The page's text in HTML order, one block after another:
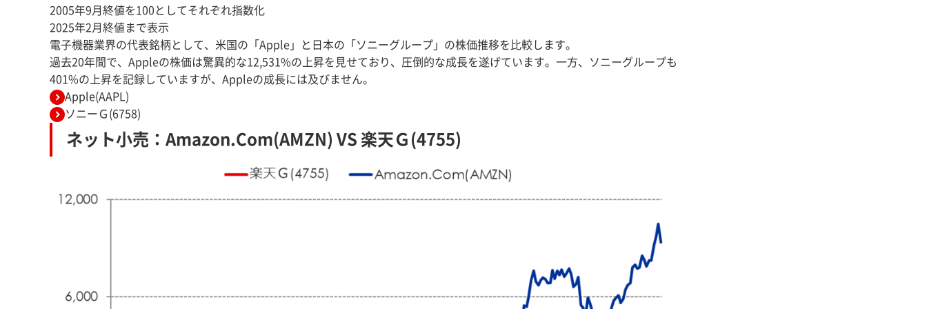
2005年9月終値を100としてそれぞれ指数化
2025年2月終値まで表示
電子機器業界の代表銘柄として、米国の「Apple」と日本の「ソニーグループ」の株価推移を比較します。
過去20年間で、Appleの株価は驚異的な12,531%の上昇を見せており、圧倒的な成長を遂げています。一方、ソニーグループも
401%の上昇を記録していますが、Appleの成長には及びません。
Apple(AAPL)
ソニーＧ(6758)
ネット小売：Amazon.Com(AMZN) VS 楽天Ｇ(4755)